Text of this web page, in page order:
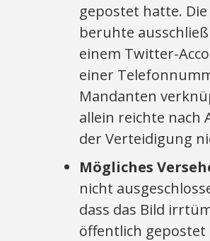
gepostet hatte.
beruhte
einem Twitter-
einer
Mandanten
allein reichte nach
der Verteidigung
Mögliches
nicht
dass das Bild
öffentlich gepostet